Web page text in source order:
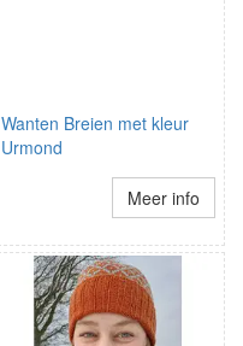
Wanten Breien met kleur
Urmond
Meer info